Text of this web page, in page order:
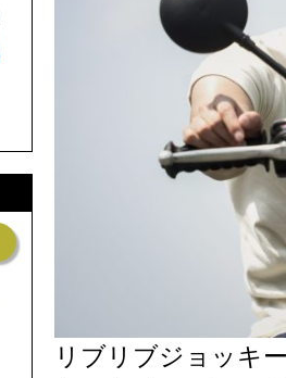
リブリブジョッキ